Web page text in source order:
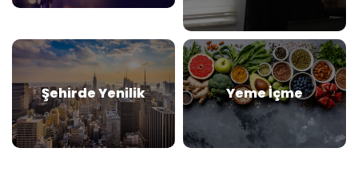
Şehirde Yenilik Yeme İçme